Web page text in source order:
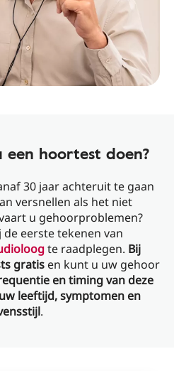
een hoortest doen?
30 jaar achteruit te gaan
versnellen als het niet
u gehoorproblemen?
eerste tekenen van
te raadplegen. Bij
gratisen kunt u uw gehoor
en timing van deze
leeftijd, symptomen en
.